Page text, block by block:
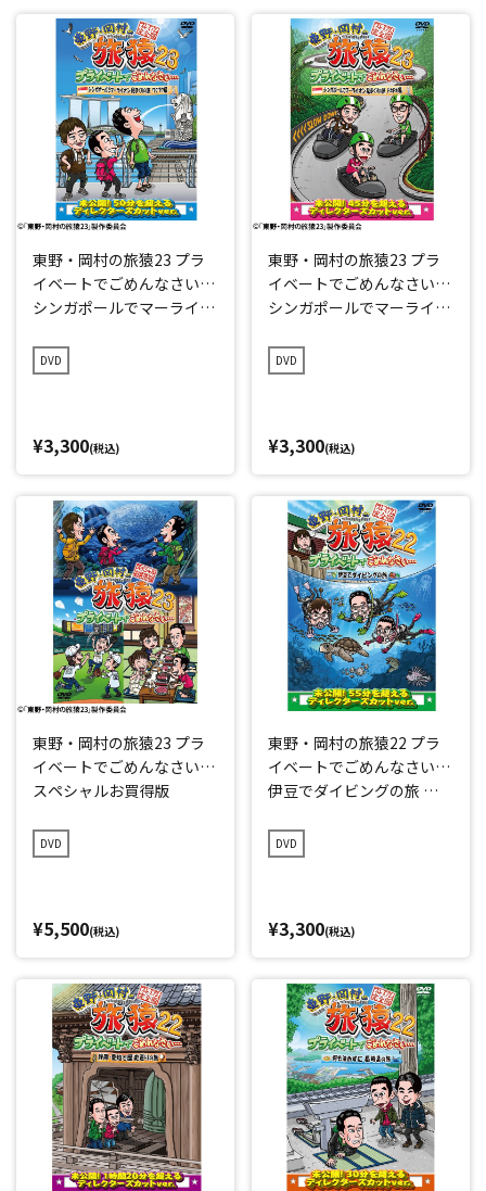
東野・岡村の旅猿23 プラ
イベートでごめんなさい…
シンガポールでマーライオ
編 プレミアム完全版
DVD
¥3,300(税込)
東野・岡村の旅猿23 プラ
イベートでごめんなさい…
シンガポールでマーライオ
編 プレミアム完全版
DVD
¥3,300(税込)
東野・岡村の旅猿23 プラ
イベートでごめんなさい…
スペシャルお買得版
DVD
¥5,500(税込)
東野・岡村の旅猿22 プラ
イベートでごめんなさい…
伊豆でダイビングの旅 プ
DVD
¥3,300(税込)